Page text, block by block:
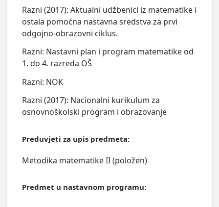
Razni (2017): Aktualni udžbenici iz matematike i
ostala pomoćna nastavna sredstva za prvi
odgojno-obrazovni ciklus.
Razni: Nastavni plan i program matematike od
1. do 4. razreda OŠ
Razni: NOK
Razni (2017): Nacionalni kurikulum za
osnovnoškolski program i obrazovanje
Preduvjeti za upis predmeta:
Metodika matematike II (položen)
Predmet u nastavnom programu: